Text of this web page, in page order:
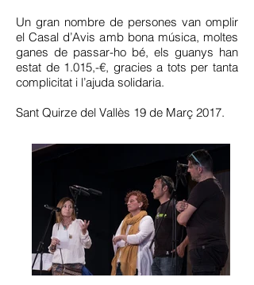
Un gran nombre de persones van omplir
el Casal d’Avis amb bona música, moltes
ganes de passar-ho bé, els guanys han
estat de 1.015,-€, gracies a tots per tanta
complicitat i l’ajuda solidaria.
Sant Quirze del Vallès 19 de Març 2017.